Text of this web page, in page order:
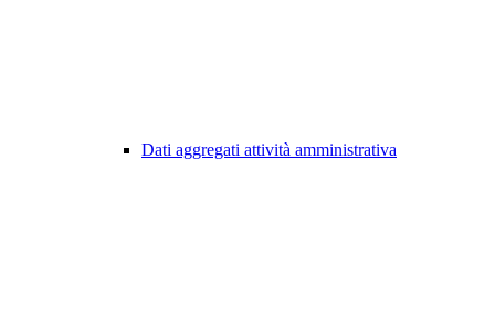
Dati aggregati attività amministrativa